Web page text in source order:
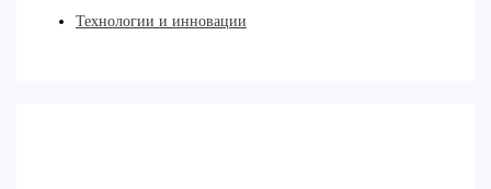
Технологии и инновации